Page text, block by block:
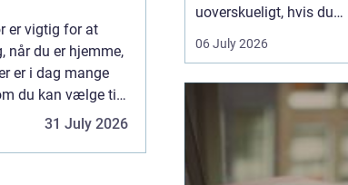
er vigtig for at
når du er hjemme,
er i dag mange
du kan vælge til
finde en31 July 2026
uoverskueligt, hvis du
ikke kender byen eller det
lokale boligmarked. Der
priserne varierer, og
områderne har hver
deres særpræg. Med en
klar plan, lidt viden om
06 July 2026